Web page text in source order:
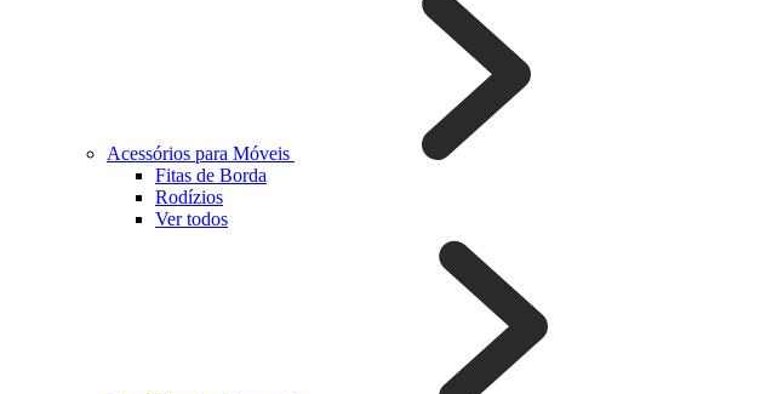
Acessórios para Móveis
Fitas de Borda
Rodízios
Ver todos